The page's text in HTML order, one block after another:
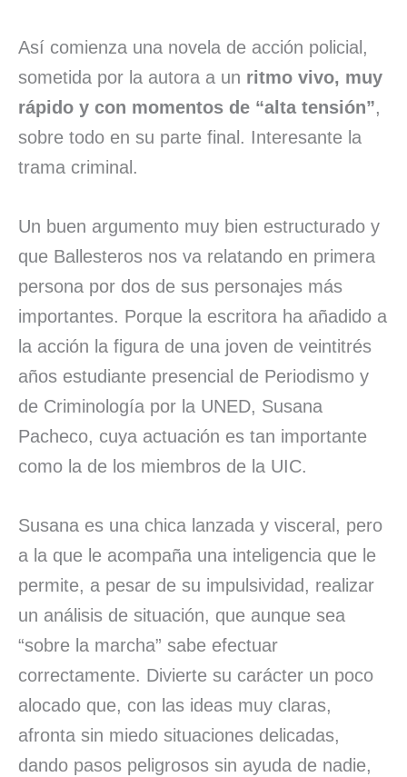
Así comienza una novela de acción policial,
sometida por la autora a un ritmo vivo, muy
rápido y con momentos de “alta tensión”,
sobre todo en su parte final. Interesante la
trama criminal.
Un buen argumento muy bien estructurado y
que Ballesteros nos va relatando en primera
persona por dos de sus personajes más
importantes. Porque la escritora ha añadido a
la acción la figura de una joven de veintitrés
años estudiante presencial de Periodismo y
de Criminología por la UNED, Susana
Pacheco, cuya actuación es tan importante
como la de los miembros de la UIC.
Susana es una chica lanzada y visceral, pero
a la que le acompaña una inteligencia que le
permite, a pesar de su impulsividad, realizar
un análisis de situación, que aunque sea
“sobre la marcha” sabe efectuar
correctamente. Divierte su carácter un poco
alocado que, con las ideas muy claras,
afronta sin miedo situaciones delicadas,
dando pasos peligrosos sin ayuda de nadie,